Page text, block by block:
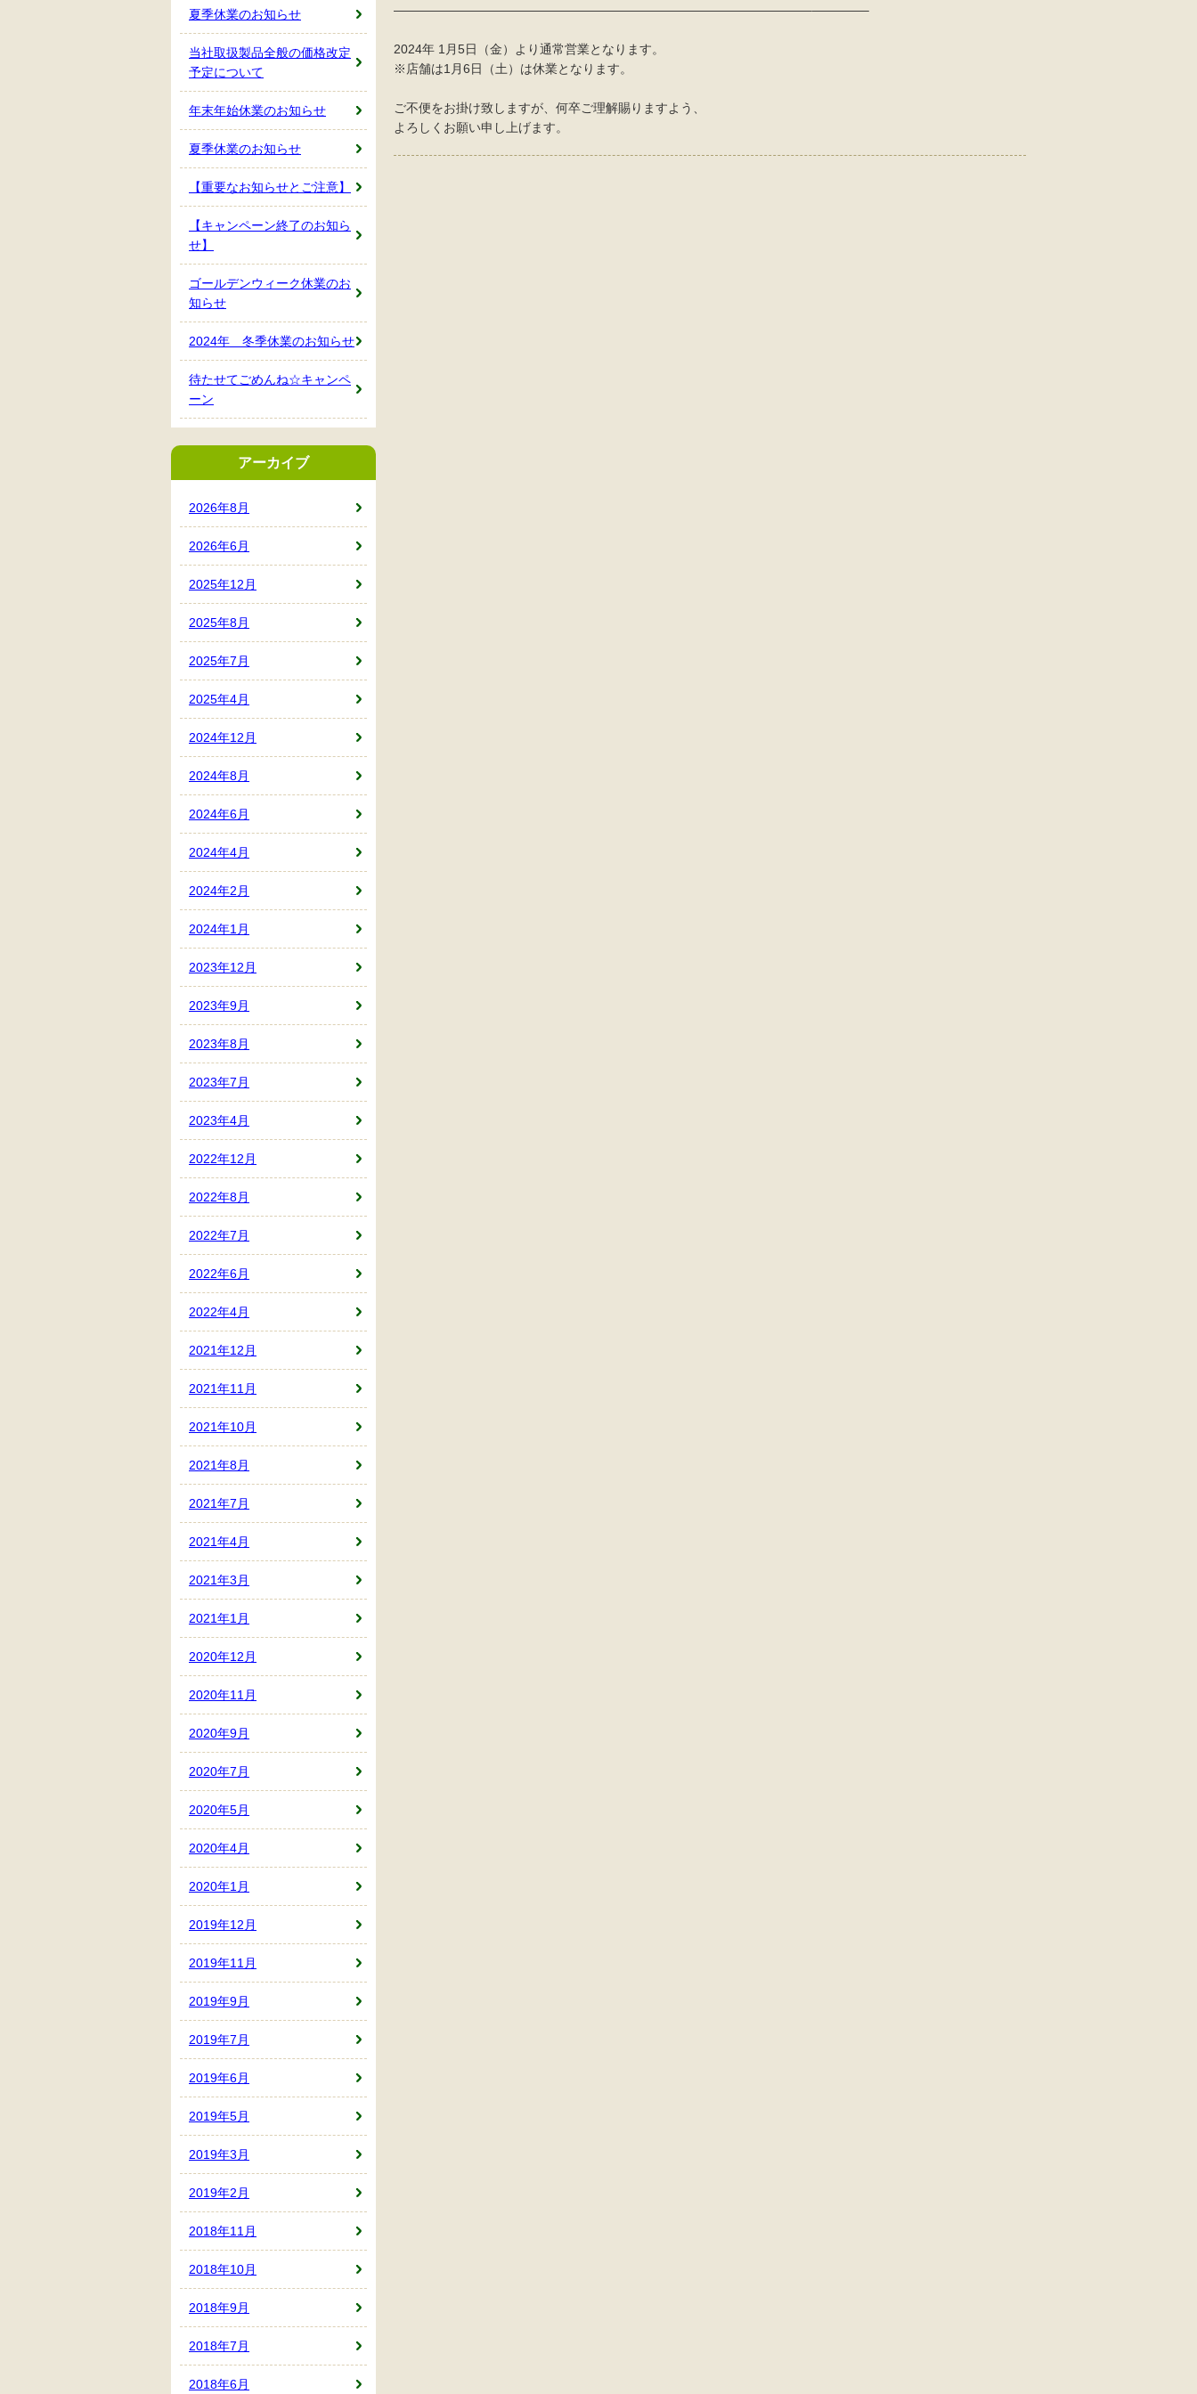
—————————————————————————————————–————–
2024年 1月5日（金）より通常営業となります。
※店舗は1月6日（土）は休業となります。
ご不便をお掛け致しますが、何卒ご理解賜りますよう、
よろしくお願い申し上げます。
夏季休業のお知らせ
当社取扱製品全般の価格改定
予定について
年末年始休業のお知らせ
夏季休業のお知らせ
【重要なお知らせとご注意】
【キャンペーン終了のお知ら
せ】
ゴールデンウィーク休業のお
知らせ
2024年 冬季休業のお知らせ
待たせてごめんね☆キャンペ
ーン
アーカイブ
2026年8月
2026年6月
2025年12月
2025年8月
2025年7月
2025年4月
2024年12月
2024年8月
2024年6月
2024年4月
2024年2月
2024年1月
2023年12月
2023年9月
2023年8月
2023年7月
2023年4月
2022年12月
2022年8月
2022年7月
2022年6月
2022年4月
2021年12月
2021年11月
2021年10月
2021年8月
2021年7月
2021年4月
2021年3月
2021年1月
2020年12月
2020年11月
2020年9月
2020年7月
2020年5月
2020年4月
2020年1月
2019年12月
2019年11月
2019年9月
2019年7月
2019年6月
2019年5月
2019年3月
2019年2月
2018年11月
2018年10月
2018年9月
2018年7月
2018年6月